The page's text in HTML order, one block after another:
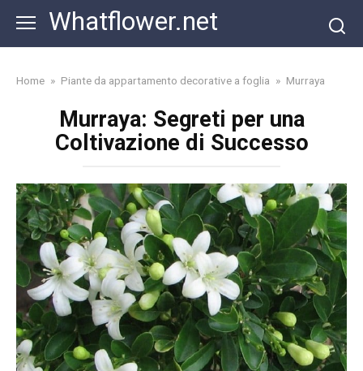
content
Whatflower.net
Home » Piante da appartamento decorative a foglia » Murraya
Murraya: Segreti per una
Coltivazione di Successo